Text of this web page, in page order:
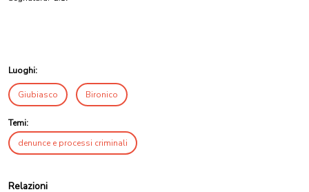
Luoghi:
Giubiasco Bironico
Temi:
denunce e processi criminali
Relazioni